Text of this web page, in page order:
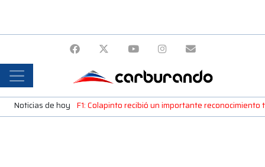
Noticias de hoy F1: Colapinto recibió un importante